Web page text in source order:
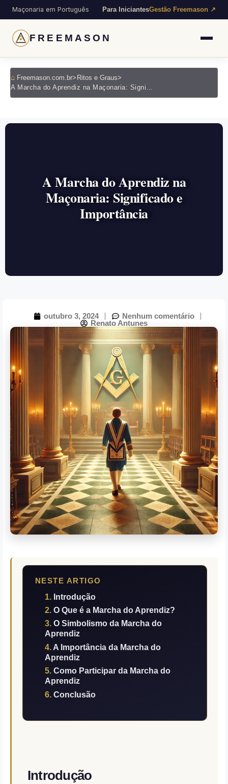
Maçonaria em Português Para IniciantesGestão Freemason ↗
FREEMASON
Freemason.com.br> Ritos e Graus>
A Marcha do Aprendiz na
Maçonaria: Significado e
Importância
outubro 3, 2024
Nenhum comentário
Renato Antunes
NESTE ARTIGO
Introdução
O Que é a Marcha do Aprendiz?
O Simbolismo da Marcha do
Aprendiz
A Importância da Marcha do
Aprendiz
Como Participar da Marcha do
Aprendiz
Conclusão
Introdução